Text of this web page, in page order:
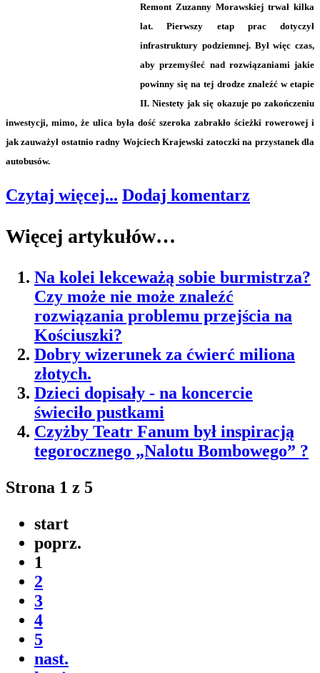
Remont Zuzanny Morawskiej trwał kilka
lat. Pierwszy etap prac dotyczył
infrastruktury podziemnej. Był więc czas,
aby przemyśleć nad rozwiązaniami jakie
powinny się na tej drodze znaleźć w etapie
II. Niestety jak się okazuje po zakończeniu
inwestycji, mimo, że ulica była dość szeroka zabrakło ścieżki rowerowej i
jak zauważył ostatnio radny Wojciech Krajewski zatoczki na przystanek dla
autobusów.
Czytaj więcej... Dodaj komentarz
Więcej artykułów…
Na kolei lekceważą sobie burmistrza?
Czy może nie może znaleźć
rozwiązania problemu przejścia na
Kościuszki?
Dobry wizerunek za ćwierć miliona
złotych.
Dzieci dopisały - na koncercie
świeciło pustkami
Czyżby Teatr Fanum był inspiracją
tegorocznego „Nalotu Bombowego” ?
Strona 1 z 5
start
poprz.
1
2
3
4
5
nast.